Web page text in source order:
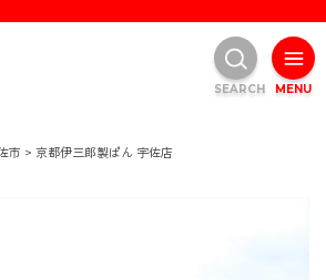
市 > 京都伊三郎製ぱん 宇佐店
MENU
SEARCH